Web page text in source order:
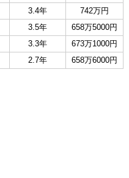
3.4年
742万円
3.5年
658万5000円
3.3年
673万1000円
2.7年 658万6000円